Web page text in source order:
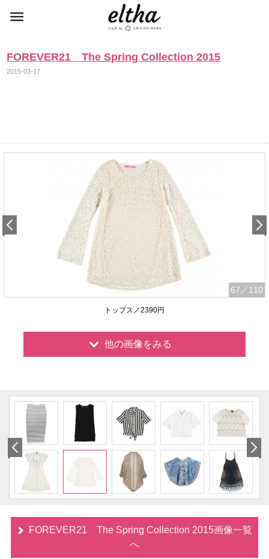
FOREVER21 The Spring Collection 2015
2015-03-17
67 ／110
トップス／2390円
他の画像をみる
FOREVER21 The Spring Collection 2015画像一覧
へ